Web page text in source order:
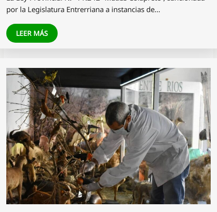
por la Legislatura Entrerriana a instancias de…
LEER MÁS